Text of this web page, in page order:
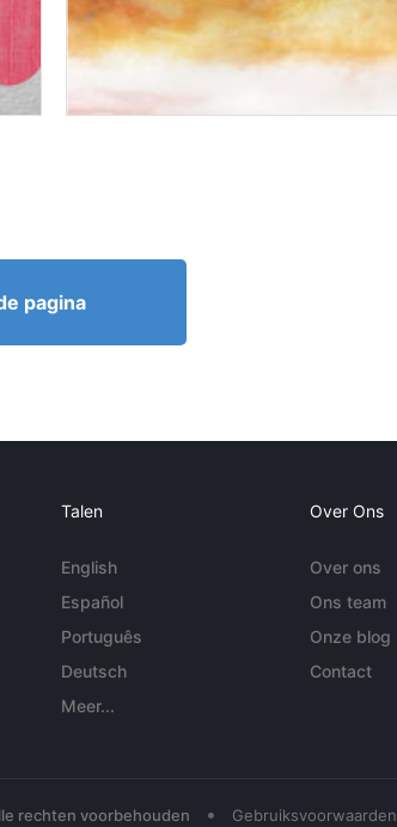
pagina
Talen
English
Español
Português
Deutsch
Meer...
Over Ons
Over ons
Ons team
Onze blog
Contact
rechten voorbehouden • Gebruiksvoorwaarden